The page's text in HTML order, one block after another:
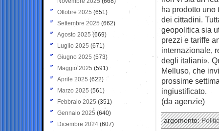
ha prodotto uno
dei cittadini.
geopolitica sia
prezzi e tariffe
internazionale,
degli italiani».
Melluso, che
prossime
ingiustificato.
(da agenzie)
argomento:
Ottobre 2025 (651)
Settembre 2025 (662)
Agosto 2025 (669)
Luglio 2025 (671)
Giugno 2025 (573)
Maggio 2025 (591)
Aprile 2025 (622)
Marzo 2025 (561)
Febbraio 2025 (351)
Gennaio 2025 (640)
Dicembre 2024 (607)